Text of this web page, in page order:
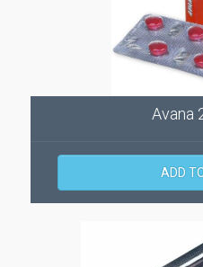
Avana
ADD